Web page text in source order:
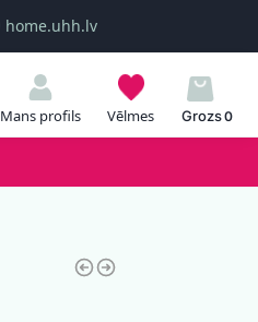
home.uhh.lv
Mans profils Vēlmes 0